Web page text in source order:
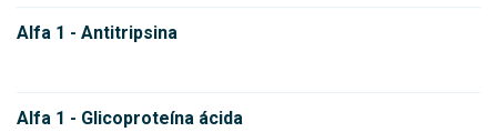
Alfa 1 - Antitripsina
Alfa 1 - Glicoproteína ácida